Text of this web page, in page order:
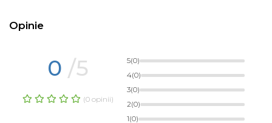
Opinie
0 /5
(0 opinii)
5(0)
4(0)
3(0)
2(0)
1(0)